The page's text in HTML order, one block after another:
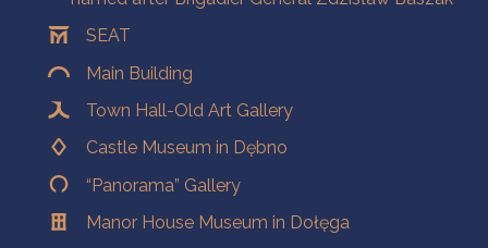
SEAT
Main Building
Town Hall-Old Art Gallery
Castle Museum in Dębno
“Panorama” Gallery
Manor House Museum in Dołęga